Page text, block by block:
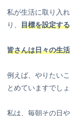
私が生活に取り入
り、 目標を設定す
皆さんは日々の生
例えば、やりたい
とめていますでし
私は、毎朝その日